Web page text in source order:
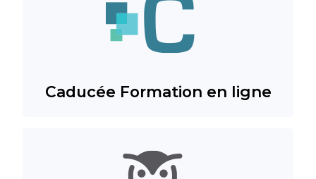
Caducée Formation en ligne